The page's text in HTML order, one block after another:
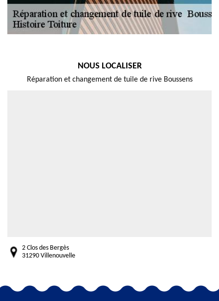
NOUS LOCALISER
Réparation et changement de tuile de rive Boussens
2 Clos des Bergès
31290 Villenouvelle